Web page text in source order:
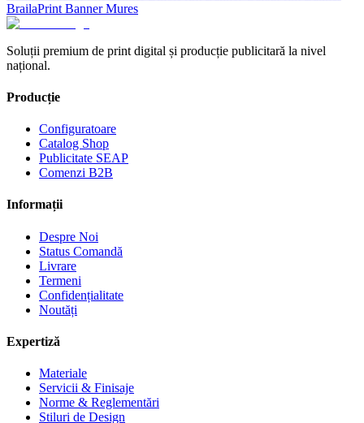
BrailaPrint BannerMures
Soluții premium de print digital și producție publicitară la nivel
național.
Producție
Configuratoare
Catalog Shop
Publicitate SEAP
Comenzi B2B
Informații
Despre Noi
Status Comandă
Livrare
Termeni
Confidențialitate
Noutăți
Expertiză
Materiale
Servicii & Finisaje
Norme & Reglementări
Stiluri de Design